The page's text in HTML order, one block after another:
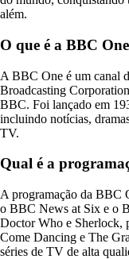
além.
O que é a BBC
A BBC One é um canal
Broadcasting
BBC. Foi lançado em
incluindo notícias,
TV.
Qual é a
A programação da BBC
o BBC News at Six e o
Doctor Who e Sherlock,
Come Dancing e The
séries de TV de alta